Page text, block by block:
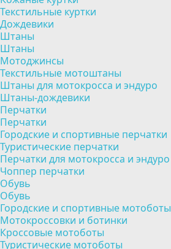
Текстильные куртки
Дождевики
Штаны
Штаны
Мотоджинсы
Текстильные мотоштаны
Штаны для мотокросса и эндуро
Штаны-дождевики
Перчатки
Перчатки
Городские и спортивные перчатки
Туристические перчатки
Перчатки для мотокросса и эндуро
Чоппер перчатки
Обувь
Обувь
Городские и спортивные мотоботы
Мотокроссовки и ботинки
Кроссовые мотоботы
Туристические мотоботы